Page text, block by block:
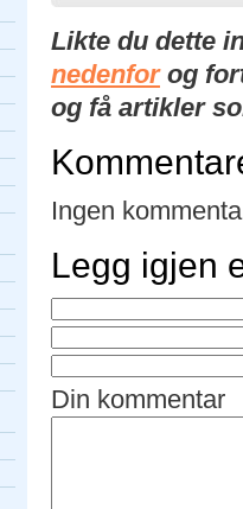
Likte du dette
nedenforog
og få artikler
Ingen
Legg igjen
Din kommentar